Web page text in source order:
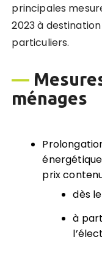
principales
2023 à
particuliers.
—
ménages
prix
dès le
à